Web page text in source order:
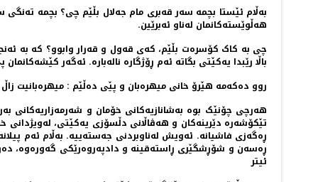
بەڵام ئێستا بچمە سەر قەبری مام جەلال بڵێم چی؟ بچمە
هەڵوێستەکانمان لەناو ئەبرێین.
چی بە کاک کۆسرەت بڵێم، کەی قەول و قەرار وابوو؟ کە بە
باڵا رێبدا یەکێتی بگاتە ئەم ڕۆژگارە نالەبارە. ئەگەر
روو دەکەمە هێرۆ خانی میهرەبان و پێی دەڵێم : میهرەبانیت زاڵ
هەرچی چۆنێک بوە بەشانازیەکانی خۆمان و شەرمەزاریەکانی
تێکۆشەرە دێرینەکان و هەڤاڵانی دڵسۆزی یەکێتی، لەویژدانی
ڕەگەزی فاشیانە. ئەویش لەناوبردنی جەستەییە. بەڵام ئەم
ڕەسەن و شۆڕشگێری ڕاستەقینە و دادپەروەرێکی گەورەوە،
ئیتر